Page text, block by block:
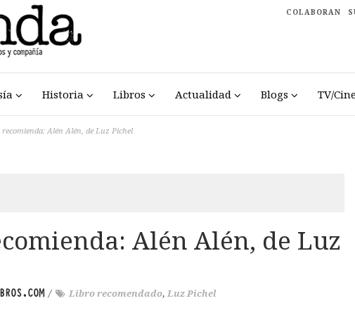
COLABORAN
Historia Libros Actualidad Blogs TV/
recomienda: Alén Alén, de Luz Pichel
Alén Alén, de Luz
/ Libro recomendado, Luz Pichel